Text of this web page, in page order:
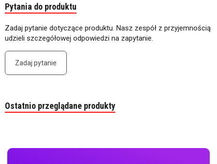
Pytania do produktu
Zadaj pytanie dotyczące produktu. Nasz zespół z przyjemnością
udzieli szczegółowej odpowiedzi na zapytanie.
Zadaj pytanie
Ostatnio przeglądane produkty